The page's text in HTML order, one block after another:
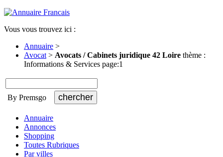
Vous vous trouvez ici :
Annuaire >
Avocat > Avocats / Cabinets juridique 42 Loire thème :
Informations & Services page:1
By Premsgo
Annuaire
Annonces
Shopping
Toutes Rubriques
Par villes